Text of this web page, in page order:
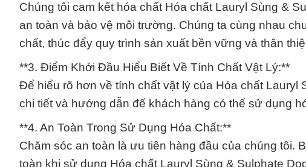
Chúng tôi cam kết hóa chất Hóa chất Lauryl Sùng &
an toàn và bảo vệ môi trường. Chúng ta cùng nhau
chất, thúc đẩy quy trình sản xuất bền vững và thân
**3. Điểm Khởi Đầu Hiểu Biết Về Tính Chất Vật Lý:**
Để hiểu rõ hơn về tính chất vật lý của Hóa chất Lauryl
chi tiết và hướng dẫn để khách hàng có thể sử dụng
**4. An Toàn Trong Sử Dụng Hóa Chất:**
Chăm sóc an toàn là ưu tiên hàng đầu của chúng tôi.
toàn khi sử dụng Hóa chất Lauryl Sùng & Sulphate